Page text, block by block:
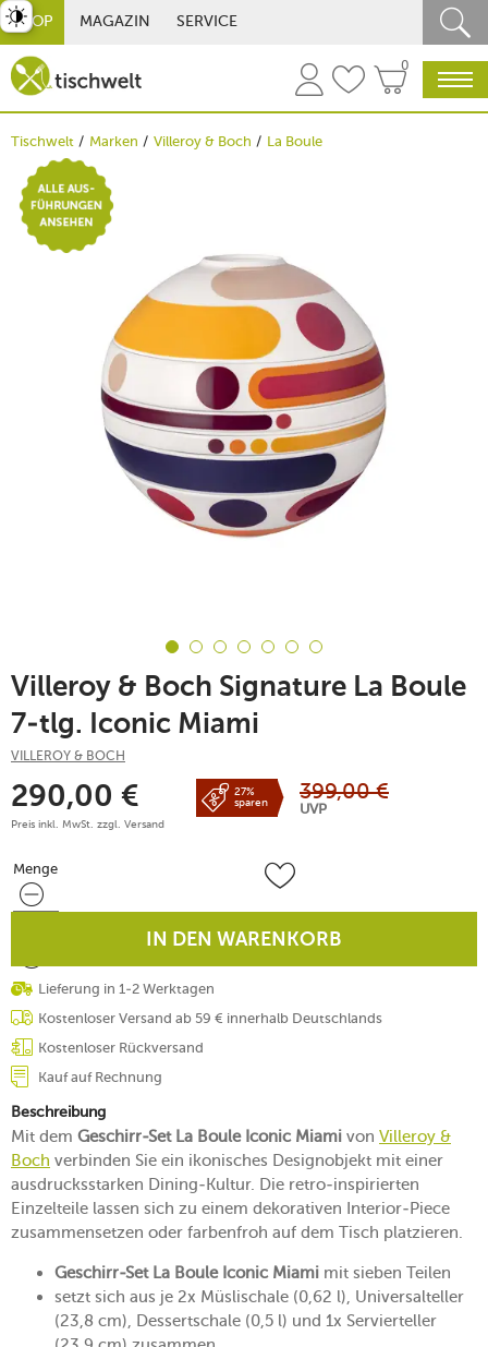
SHOP MAGAZIN SERVICE
0
Tischwelt Marken Villeroy & Boch La Boule
Villeroy & Boch Signature La Boule
7-tlg. Iconic Miami
VILLEROY & BOCH
290,00 €
Preis inkl. MwSt. zzgl. Versand
27%
sparen
399,00 €
UVP
Menge
Menge
IN DEN WARENKORB
Lieferung in 1-2 Werktagen
Kostenloser Versand ab 59 € innerhalb Deutschlands
Kostenloser Rückversand
Kauf auf Rechnung
Beschreibung
Mit dem Geschirr-Set La Boule Iconic Miami von Villeroy &
Boch verbinden Sie ein ikonisches Designobjekt mit einer
ausdrucksstarken Dining-Kultur. Die retro-inspirierten
Einzelteile lassen sich zu einem dekorativen Interior-Piece
zusammensetzen oder farbenfroh auf dem Tisch platzieren.
Geschirr-Set La Boule Iconic Miami mit sieben Teilen
setzt sich aus je 2x Müslischale (0,62 l), Universalteller
(23,8 cm), Dessertschale (0,5 l) und 1x Servierteller
umschalten